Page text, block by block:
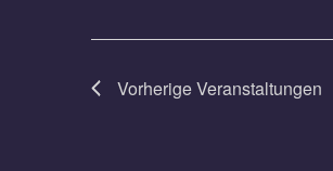
VorherigeVeranstaltungen